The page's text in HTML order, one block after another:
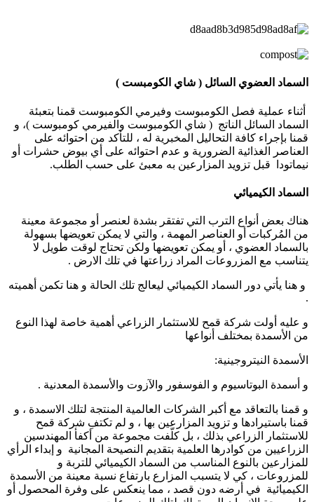
السماد العضوي السائل ( شاي الكومبست )
أثناء عملية فصل الكومبوست وفيرمي الكومبوست قمنا بتعبئة
السماد السائل الناتج ( شاي الكومبوست والفيرمي كومبوست )، و
قمنا بإجراء كافة التحاليل المخبرية له ، للتأكد من احتوائه على
العناصر الغذائية الضرورية و عدم احتوائه على أي بيوض حشرات أو
نيماتودا قبل تزويد المزارعين به معبئ على حسب الطلب.
السماد الكيميائي
هناك بعض أنواع الترب التي تفتقر بشدة لعنصر أو مجموعة معينة
من المُركبات أو العناصر المهمة ، والتي لا يمكن تعويضها بسهولة
بالسماد العضوي ، أو يمكن تعويضها ولكن تحتاج لوقت طويل لا
يتناسب مع المزروعات المراد زراعتها في تلك الارض .
و هنا يأتي دور السماد الكيميائي ليعالج تلك الحالة و هنا تكمن أهميته
.
و عليه أولت شركة قمح للاستثمار الزراعي أهمية خاصة لهذا النوع
من الأسمدة بمختلف أنواعها
الأسمدة النيتروجينية:
و أسمدة البوتاسيوم و الفوسفور والآزوت والأسمدة المعدنية .
و قمنا بالتعاقد مع أكبر الشركات العالمية المنتجة لتلك الاسمدة ، و
قمنا باستيرادها و تزويد المزارعين بها ، و لم تكتفِ شركة قمح
للاستثمار الزراعي بذلك ، بل كلّفت مجموعة من أكفأ المهندسين
الزراعيين من كوادرها العلمية بتقديم النصيحة المجانية و إبداء الرأي
للمزارعين بالنوع المناسب من السماد الكيميائي للتربة و
للمزروعات ، كي لا يتسبب المزارع بارتفاع نسبة معينة من الأسمدة
الكيميائية في أرضه دون قصد ، مما ينعكس على وفرة المحصول أو